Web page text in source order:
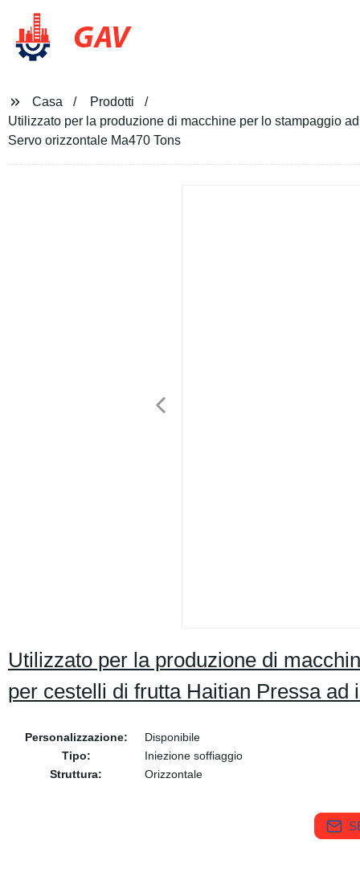
GAV
Casa
Prodotti
Utilizzato per la produzione di macchine per lo stampaggio
Servo orizzontale Ma470 Tons
Utilizzato per la produzione di
per cestelli di frutta Haitian Pressa
Personalizzazione:
Disponibile
Tipo:
Iniezione soffiaggio
Struttura:
Orizzontale